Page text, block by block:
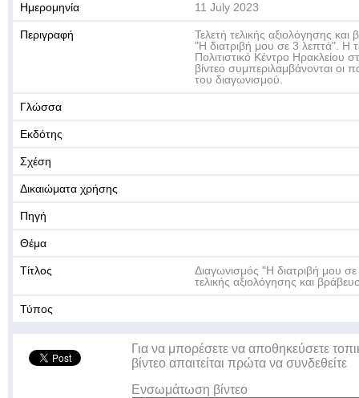
Ημερομηνία 11 July 2023
Περιγραφή
Τελετή τελικής αξιολόγησης
"Η διατριβή μου σε 3 λεπτά". Η
Πολιτιστικό Κέντρο Ηρακλείου
βίντεο συμπεριλαμβάνονται οι
του διαγωνισμού.
Γλώσσα
Εκδότης
Σχέση
Δικαιώματα χρήσης
Πηγή
Θέμα
Τίτλος
Διαγωνισμός "Η διατριβή μου
τελικής αξιολόγησης και
Τύπος
Για να μπορέσετε να αποθηκεύσετε
βίντεο απαιτείται πρώτα να συνδεθείτε
Ενσωμάτωση βίντεο